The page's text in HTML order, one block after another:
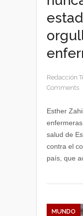
Redacción
Comments
Esther
salud de
contra el
país, que
MUNDO